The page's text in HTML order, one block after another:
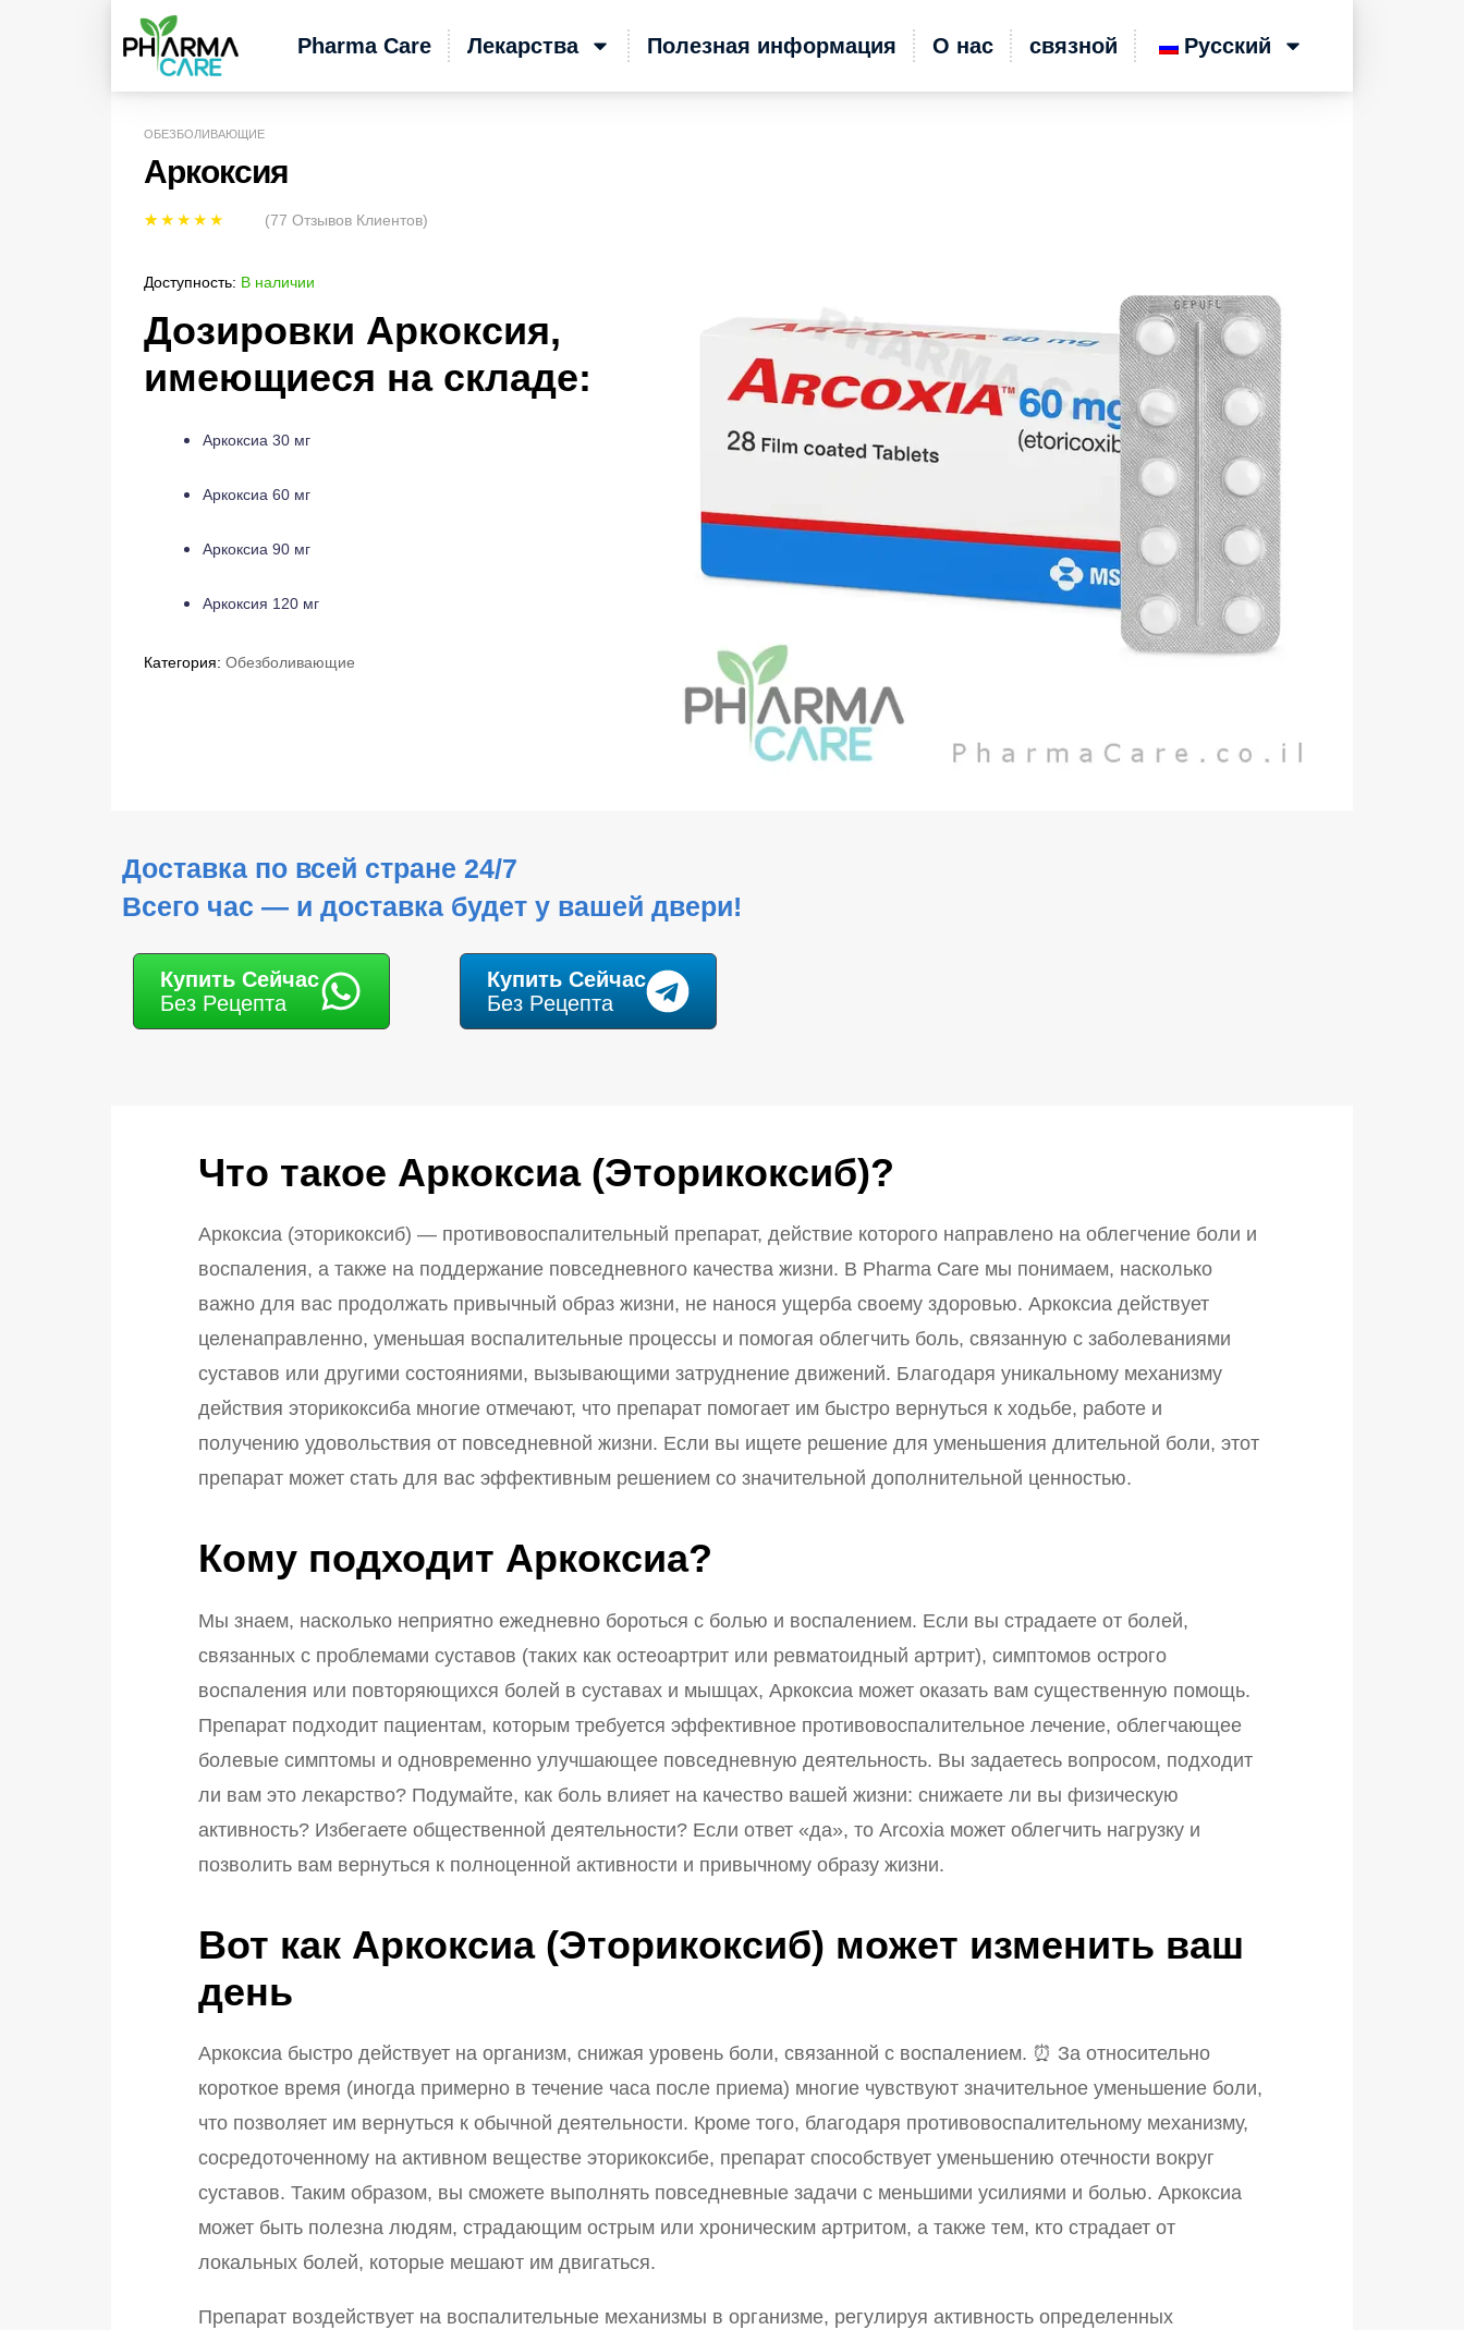
Pharma Care Лекарства Полезная информация О нас связной Русский
ОБЕЗБОЛИВАЮЩИЕ
Аркоксия
основе
опроса
пользовател
ей
(77 Отзывов Клиентов)
Доступность: В наличии
Дозировки Аркоксия,
имеющиеся на складе:
Аркоксиа 30 мг
Аркоксиа 60 мг
Аркоксиа 90 мг
Аркоксия 120 мг
Категория: Обезболивающие
Доставка по всей стране 24/7
Всего час — и доставка будет у вашей двери!
Купить Cейчас
Без Pецепта
Купить Cейчас
Без Pецепта
Что такое Аркоксиа (Эторикоксиб)?
Аркоксиа (эторикоксиб) — противовоспалительный препарат, действие которого направлено на облегчение боли и
воспаления, а также на поддержание повседневного качества жизни. В Pharma Care мы понимаем, насколько
важно для вас продолжать привычный образ жизни, не нанося ущерба своему здоровью. Аркоксиа действует
целенаправленно, уменьшая воспалительные процессы и помогая облегчить боль, связанную с заболеваниями
суставов или другими состояниями, вызывающими затруднение движений. Благодаря уникальному механизму
действия эторикоксиба многие отмечают, что препарат помогает им быстро вернуться к ходьбе, работе и
получению удовольствия от повседневной жизни. Если вы ищете решение для уменьшения длительной боли, этот
препарат может стать для вас эффективным решением со значительной дополнительной ценностью.
Кому подходит Аркоксиа?
Мы знаем, насколько неприятно ежедневно бороться с болью и воспалением. Если вы страдаете от болей,
связанных с проблемами суставов (таких как остеоартрит или ревматоидный артрит), симптомов острого
воспаления или повторяющихся болей в суставах и мышцах, Аркоксиа может оказать вам существенную помощь.
Препарат подходит пациентам, которым требуется эффективное противовоспалительное лечение, облегчающее
болевые симптомы и одновременно улучшающее повседневную деятельность. Вы задаетесь вопросом, подходит
ли вам это лекарство? Подумайте, как боль влияет на качество вашей жизни: снижаете ли вы физическую
активность? Избегаете общественной деятельности? Если ответ «да», то Arcoxia может облегчить нагрузку и
позволить вам вернуться к полноценной активности и привычному образу жизни.
Вот как Аркоксиа (Эторикоксиб) может изменить ваш
день
Аркоксиа быстро действует на организм, снижая уровень боли, связанной с воспалением. ⏰ За относительно
короткое время (иногда примерно в течение часа после приема) многие чувствуют значительное уменьшение боли,
что позволяет им вернуться к обычной деятельности. Кроме того, благодаря противовоспалительному механизму,
сосредоточенному на активном веществе эторикоксибе, препарат способствует уменьшению отечности вокруг
суставов. Таким образом, вы сможете выполнять повседневные задачи с меньшими усилиями и болью. Аркоксиа
может быть полезна людям, страдающим острым или хроническим артритом, а также тем, кто страдает от
локальных болей, которые мешают им двигаться.
Препарат воздействует на воспалительные механизмы в организме, регулируя активность определенных